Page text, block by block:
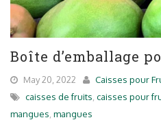
Boîte d’emballage
May 20, 2022
Caisses pour
caisses de fruits caisses pour
mangues mangues